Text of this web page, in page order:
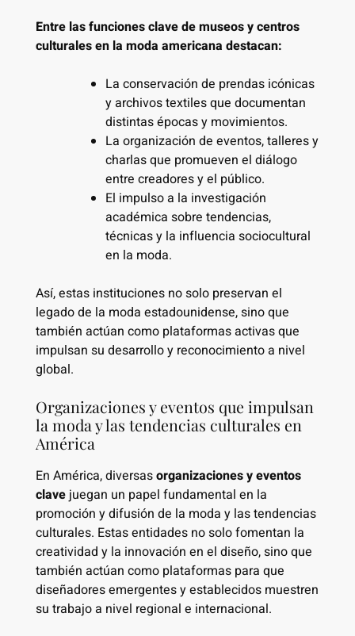
Entre las funciones clave de museos y centros
culturales en la moda americana destacan:
La conservación de prendas icónicas
y archivos textiles que documentan
distintas épocas y movimientos.
La organización de eventos, talleres y
charlas que promueven el diálogo
entre creadores y el público.
El impulso a la investigación
académica sobre tendencias,
técnicas y la influencia sociocultural
en la moda.
Así, estas instituciones no solo preservan el
legado de la moda estadounidense, sino que
también actúan como plataformas activas que
impulsan su desarrollo y reconocimiento a nivel
global.
Organizaciones y eventos que impulsan
la moda y las tendencias culturales en
América
En América, diversasorganizaciones y eventos
clavejuegan un papel fundamental en la
promoción y difusión de la moda y las tendencias
culturales. Estas entidades no solo fomentan la
creatividad y la innovación en el diseño, sino que
también actúan como plataformas para que
diseñadores emergentes y establecidos muestren
su trabajo a nivel regional e internacional.